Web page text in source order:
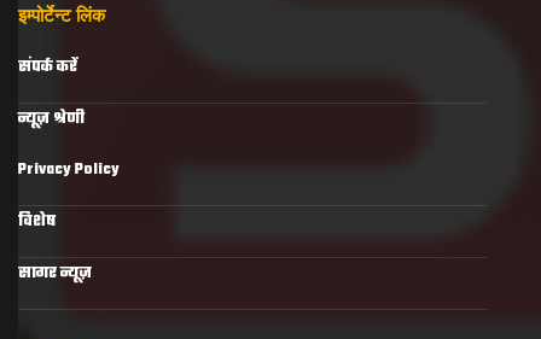
इम्पोर्टेन्ट लिंक
संपर्क करें
न्यूज़ श्रेणी
Privacy Policy
विशेष
सागर न्यूज़